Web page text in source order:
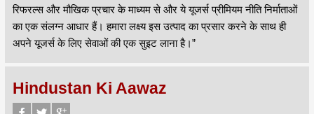
रिफरल्स और मौखिक प्रचार के माध्यम से और ये यूजर्स प्रीमियम नीति निर्माताओं
का एक संलग्न आधार हैं। हमारा लक्ष्य इस उत्पाद का प्रसार करने के साथ ही
अपने यूजर्स के लिए सेवाओं की एक सुइट लाना है।”
Hindustan Ki Aawaz